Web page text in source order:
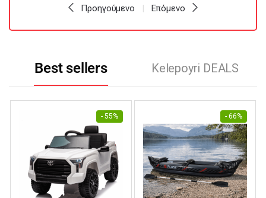
Προηγούμενο Επόμενο
Best sellers Kelepoyri DEALS
- 55% - 66%